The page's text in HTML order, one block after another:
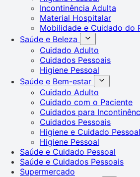
Incontinência Adulta
Material Hospitalar
Mobilidade e Cuidado do
Saúde e Beleza
Cuidado Adulto
Cuidados Pessoais
Higiene Pessoal
Saúde e Bem-estar
Cuidado Adulto
Cuidado com o Paciente
Cuidados para
Cuidados Pessoais
Higiene e Cuidado Pessoal
Higiene Pessoal
Saúde e Cuidado Pessoal
Saúde e Cuidados Pessoais
Supermercado